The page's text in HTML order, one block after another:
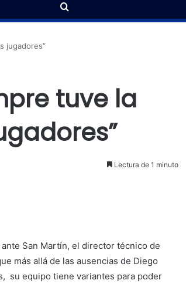
Buscar
jugadores”
tuve la
Lectura de 1 minuto
San Martín, el director técnico de
más allá de las ausencias de Diego
su equipo tiene variantes para poder